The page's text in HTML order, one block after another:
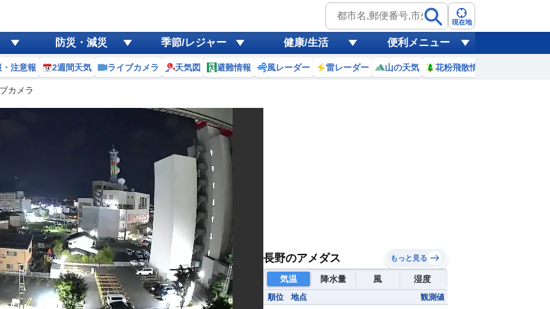
現在地
防災・減災 季節/レジャー 健康/生活 便利メニュー
注意報 2週間天気 ライブカメラ 天気図 避難情報 風レーダー 雷レーダー 山の天気 花粉飛散情報
カメラ
長野のアメダス もっと見る
気温 降水量 風 湿度
順位 地点 観測値